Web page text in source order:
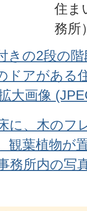
住ま
務所
きの2段の
ドアがある
大画像
に、木のフ
観葉植物が
務所内の写